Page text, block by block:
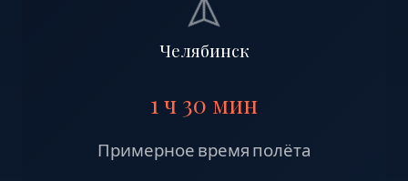
Челябинск
1 ч 30 мин
Примерное время полёта